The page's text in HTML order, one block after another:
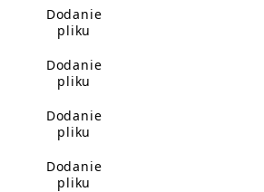
Dodanie
pliku
Dodanie
pliku
Dodanie
pliku
Dodanie
pliku